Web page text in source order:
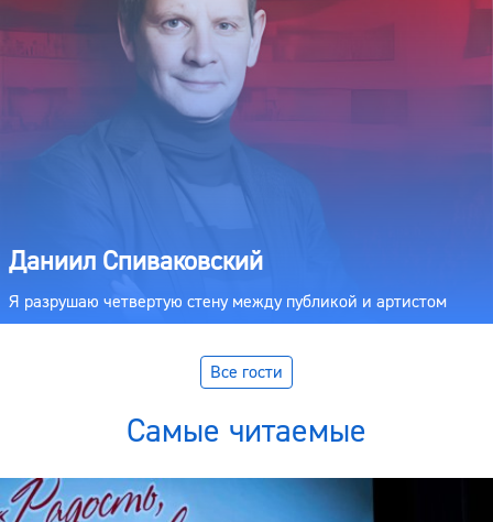
Даниил Спиваковский
Я разрушаю четвертую стену между публикой и артистом
Все гости
Самые читаемые